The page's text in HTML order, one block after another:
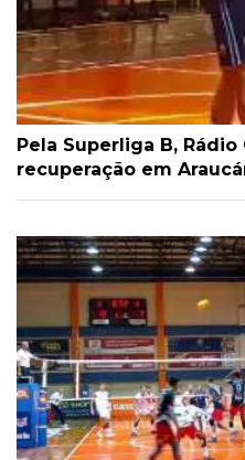
Pela Superliga B, Rádio
recuperação em